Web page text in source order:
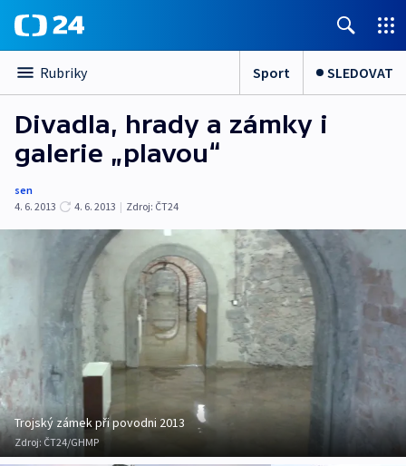
Rubriky Sport SLEDOVAT
Divadla, hrady a zámky i
galerie „plavou“
sen
4. 6. 2013
4. 6. 2013 | Zdroj: ČT24
Trojský zámek při povodni 2013
Zdroj: ČT24/GHMP